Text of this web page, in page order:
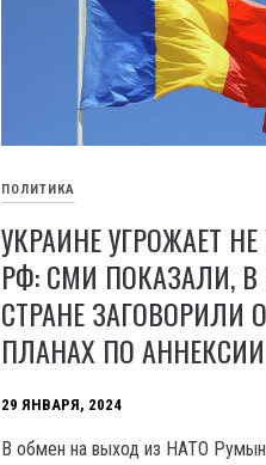
ПОЛИТИКА
УКРАИНЕ УГРОЖАЕТ
РФ: СМИ ПОКАЗАЛИ, В
СТРАНЕ ЗАГОВОРИЛИ О
ПЛАНАХ ПО АННЕКСИИ
29 ЯНВАРЯ, 2024
B обмен на выход из HATO